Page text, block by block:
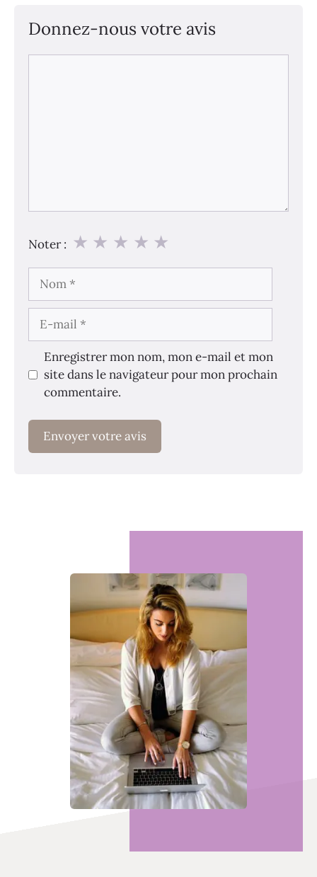
Donnez-nous votre avis
Noter : ★
★
★
★
★
Nom
E-
mail
Enregistrer mon nom, mon e-mail et mon
site dans le navigateur pour mon prochain
commentaire.